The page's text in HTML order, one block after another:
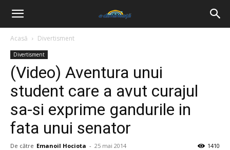
Acasă Divertisment
Divertisment
(Video) Aventura unui
student care a avut curajul
sa-si exprime gandurile in
fata unui senator
De către Emanoil Hociota - 25 mai 2014 1410